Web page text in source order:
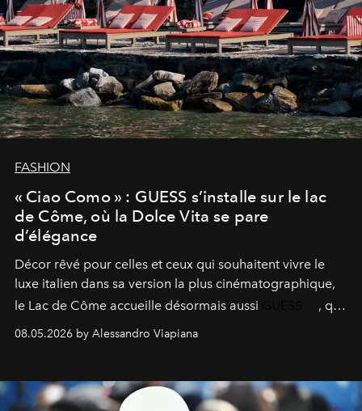
FASHION
« Ciao Como » : GUESS s’installe sur le lac
de Côme, où la Dolce Vita se pare
d’élégance
Décor rêvé pour celles et ceux qui souhaitent vivre le
luxe italien dans sa version la plus cinématographique,
le Lac de Côme accueille désormais aussi
, qui
signe un takeover entre boutiques, hôtels, bateaux et
fragrances. L’une des opérations de style les plus
08.05.2026 by Alessandro Viapiana